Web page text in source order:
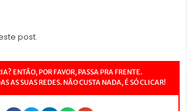
post.
ENTÃO, POR FAVOR, PASSA PRA FRENTE.
AS SUAS REDES. NÃO CUSTA NADA, É SÓ CLICAR!